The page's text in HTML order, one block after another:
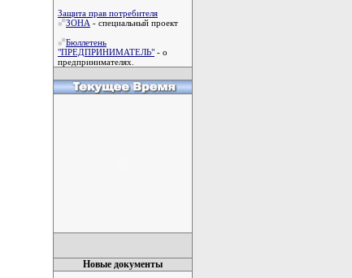
Защита прав потребителя
ЗОНА - специальный проект
Бюллетень
"ПРЕДПРИНИМАТЕЛЬ" - о
предпринимателях.
Новые документы